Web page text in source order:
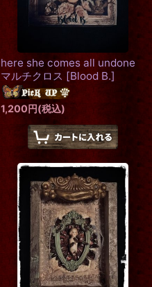
here she comes all undone
マルチクロス [Blood B.]
1,200円(税込)